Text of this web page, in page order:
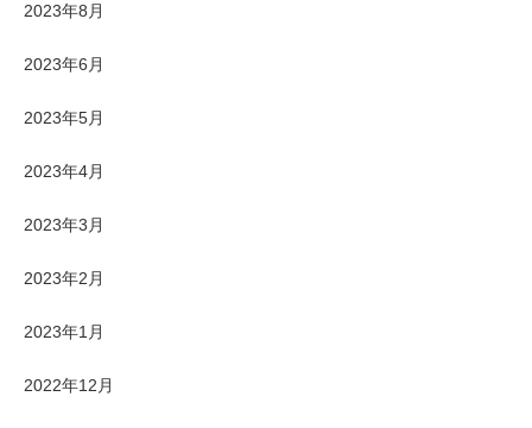
2023年8月
2023年6月
2023年5月
2023年4月
2023年3月
2023年2月
2023年1月
2022年12月